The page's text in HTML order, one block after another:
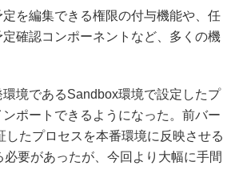
を編集できる権限の付与機能や、任
確認コンポーネントなど、多くの機
境であるSandbox環境で設定したプ
ポートできるようになった。前バー
たプロセスを本番環境に反映させる
要があったが、今回より大幅に手間